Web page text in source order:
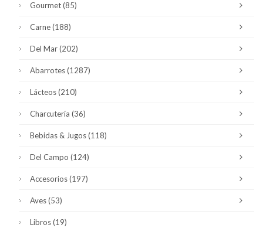
Gourmet(85)
Carne(188)
Del Mar(202)
Abarrotes(1287)
Lácteos(210)
Charcutería (36)
Bebidas & Jugos(118)
Del Campo (124)
Accesorios(197)
Aves(53)
Libros(19)